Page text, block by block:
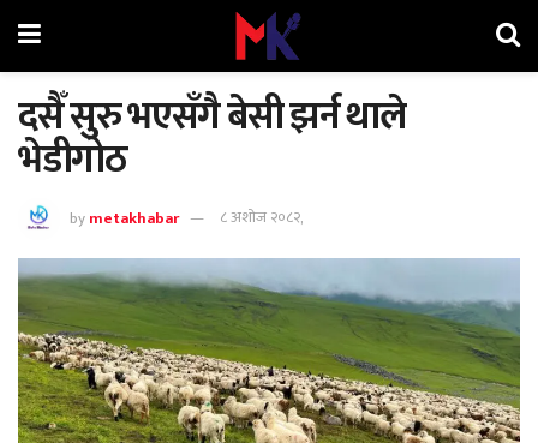
दसैँ सुरु भएसँगै बेसी झर्न थाले
भेडीगोठ
bymetakhabar ८ अशोज २०८२,